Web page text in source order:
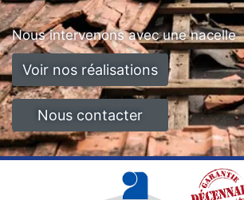
Nous intervenons avec une nacelle
Voir nos réalisations
Nous contacter